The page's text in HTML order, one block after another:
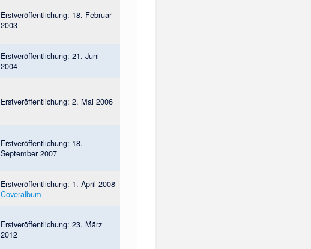
Erstveröffentlichung: 18. Februar
2003
Erstveröffentlichung: 21. Juni
2004
Erstveröffentlichung: 2. Mai 2006
Erstveröffentlichung: 18.
September 2007
Erstveröffentlichung: 1. April 2008
Coveralbum
Erstveröffentlichung: 23. März
2012